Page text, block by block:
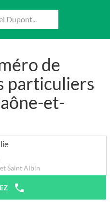
de
particuliers
et-
Saint Albin